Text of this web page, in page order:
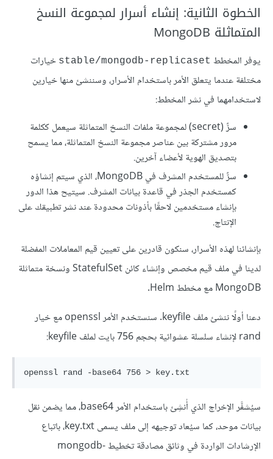
الخطوة الثانية: إنشاء أسرار لمجموعة النسخ
المتماثلة MongoDB
يوفر المخطط stable/mongodb-replicaset خيارات
مختلفة عندما يتعلق الأمر باستخدام الأسرار، وسننشئ منها خيارين
لاستخدامهما في نشر المخطط:
سرٌّ (secret) لمجموعة ملفات النسخ المتماثلة سيعمل ككلمة
مرور مشتركة بين عناصر مجموعة النسخ المتماثلة، مما يسمح
بتصديق الهوية لأعضاء آخرين.
سرٌّ للمستخدم المشرف في MongoDB، الذي سيتم إنشاؤه
كمستخدم الجذر في قاعدة بيانات المشرف. سيتيح هذا الدور
بإنشاء مستخدمين لاحقًا بأذونات محدودة عند نشر تطبيقك على
الإنتاج.
بإنشائنا لهذه الأسرار، سنكون قادرين على تعيين قيم المعاملات المفضلة
لدينا في ملف قيم مخصص وإنشاء كائن StatefulSet ونسخة متماثلة
MongoDB مع مخطط Helm.
دعنا أولًا ننشئ ملف keyfile. سنستخدم الأمر openssl مع خيار
rand لإنشاء سلسلة عشوائية بحجم 756 بايت لملف keyfile:
سيُشفَّر الإخراج الذي أُنشِئ باستخدام الأمر base64، مما يضمن نقل
بيانات موحد، كما سيُعاد توجيهه إلى ملف يسمى key.txt، باتباع
الإرشادات الواردة في وثائق مصادقة تخطيط mongodb-